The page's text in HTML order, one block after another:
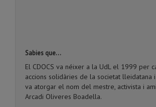
Sabies que...
El CDOCS va néixer a la UdL el 1999 per
accions solidàries de la societat lleidatana
va atorgar el nom del mestre, activista i
Arcadi Oliveres Boadella.